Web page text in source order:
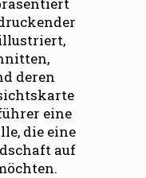
deren
eine
die eine
auf